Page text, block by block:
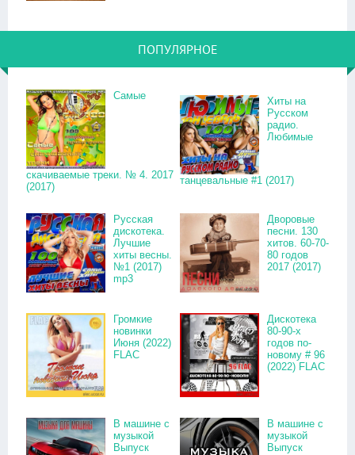
ПОПУЛЯРНОЕ
Самые
скачиваемые треки. № 4. 2017
(2017)
Хиты на
Русском
радио.
Любимые
танцевальные #1 (2017)
Русская
дискотека.
Лучшие
хиты весны.
№1 (2017)
mp3
Дворовые
песни. 130
хитов. 60-70-
80 годов
2017 (2017)
Громкие
новинки
Июня (2022)
FLAC
Дискотека
80-90-х
годов по-
новому # 96
(2022) FLAC
В машине с
музыкой
Выпуск
В машине с
музыкой
Выпуск